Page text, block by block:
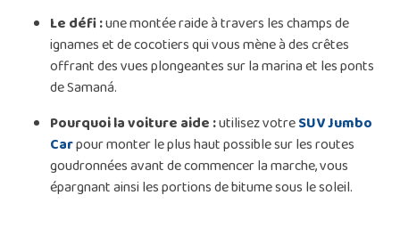
Le défi :une montée raide à travers les champs de
ignames et de cocotiers qui vous mène à des crêtes
offrant des vues plongeantes sur la marina et les ponts
de Samaná.
Pourquoi la voiture aide :utilisez votreSUV Jumbo
Carpour monter le plus haut possible sur les routes
goudronnées avant de commencer la marche, vous
épargnant ainsi les portions de bitume sous le soleil.